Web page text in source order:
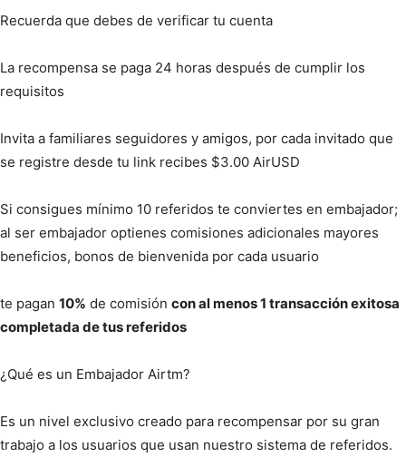
Recuerda que debes de verificar tu cuenta
La recompensa se paga 24 horas después de cumplir los
requisitos
Invita a familiares seguidores y amigos, por cada invitado que
se registre desde tu link recibes $3.00 AirUSD
Si consigues mínimo 10 referidos te conviertes en embajador;
al ser embajador optienes comisiones adicionales mayores
beneficios, bonos de bienvenida por cada usuario
te pagan 10% de comisión con al menos 1 transacción exitosa
completada de tus referidos
¿Qué es un Embajador Airtm?
Es un nivel exclusivo creado para recompensar por su gran
trabajo a los usuarios que usan nuestro sistema de referidos.